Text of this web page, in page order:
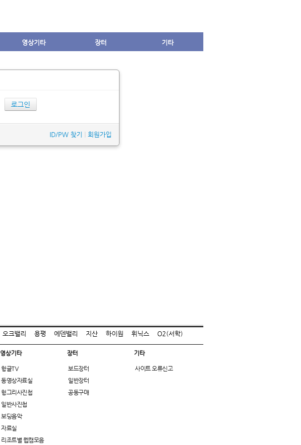
영상기타 장터 기타
로그인
ID/PW 찾기 회원가입
오크밸리 용평 에덴밸리 지산 하이원 휘닉스 O2(서학)
영상기타
헝글TV
동영상자료실
헝그리사진첩
일반사진첩
보딩음악
자료실
리조트별 웹캠모음
장터
보드장터
일반장터
공동구매
기타
사이트 오류신고